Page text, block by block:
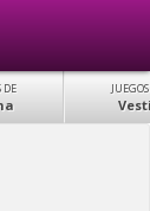
DE